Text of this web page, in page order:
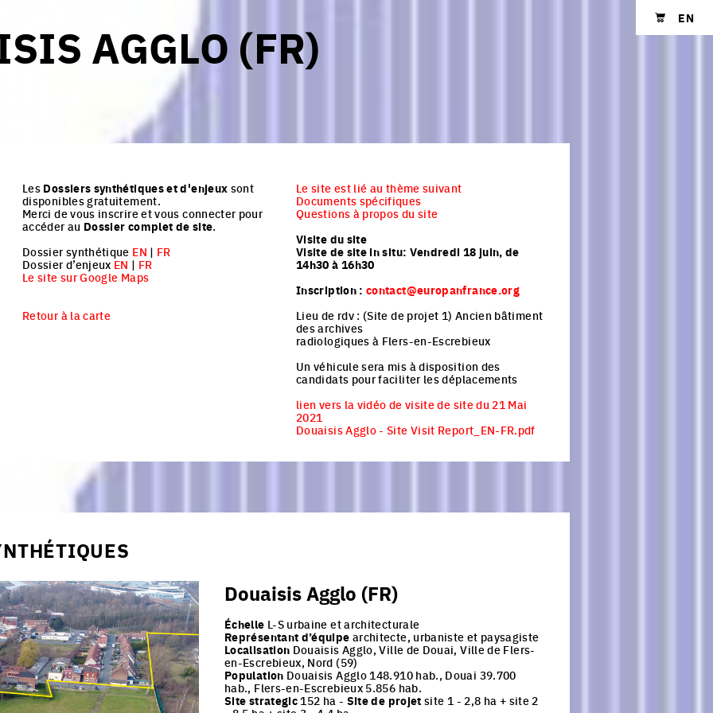
Shopping cart
EN
AGGLO (FR)
Les Dossiers synthétiques et d'enjeux sont
disponibles gratuitement.
Merci de vous inscrire et vous connecter pour
accéder au Dossier complet de site.
Dossier synthétique EN | FR
Dossier d’enjeux EN | FR
Le site sur Google Maps
Retour à la carte
Le site est lié au thème suivant
Documents spécifiques
Questions à propos du site
Visite du site
Visite de site in situ: Vendredi 18 juin, de
14h30 à 16h30
Inscription :contact@europanfrance.org
Lieu de rdv : (Site de projet 1) Ancien bâtiment
des archives
radiologiques à Flers-en-Escrebieux
Un véhicule sera mis à disposition des
candidats pour faciliter les déplacements
lien vers la vidéo de visite de site du 21 Mai
2021
Douaisis Agglo - Site Visit Report_EN-FR.pdf
Douaisis Agglo (FR)
Échelle L-S urbaine et architecturale
Représentant d’équipe architecte, urbaniste et paysagiste
Localisation Douaisis Agglo, Ville de Douai, Ville de Flers-
en-Escrebieux, Nord (59)
Population Douaisis Agglo 148.910 hab., Douai 39.700
hab., Flers-en-Escrebieux 5.856 hab.
Site strategic152 ha - Site de projet site 1 - 2,8 ha + site 2